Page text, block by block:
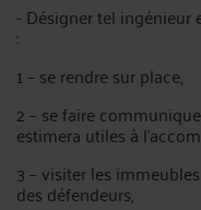
- Désigner tel
:
1 – se rendre sur place,
2 – se faire
estimera utiles à
3 – visiter les
des défendeurs,